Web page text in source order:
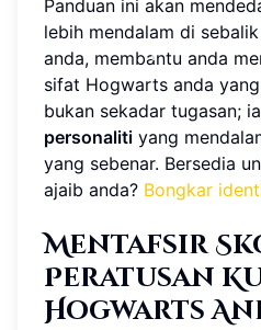
Panduan ini akan
lebih mendalam di
anda, membantu anda
sifat Hogwarts anda
bukan sekadar tugasan;
personaliti yang
yang sebenar. Bersedia
ajaib anda? Bongkar
Mentafsir
Peratusan
Hogwarts